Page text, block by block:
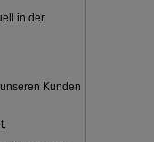
in der
Kunden